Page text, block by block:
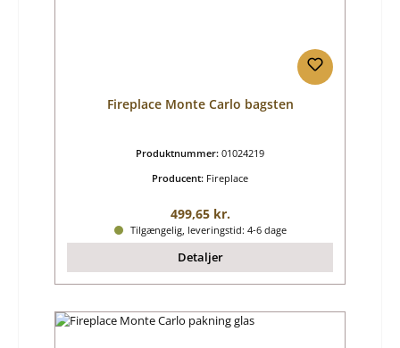
Fireplace Monte Carlo bagsten
Produktnummer: 01024219
Producent: Fireplace
Almindelig pris:
499,65 kr.
Tilgængelig, leveringstid: 4-6 dage
Detaljer